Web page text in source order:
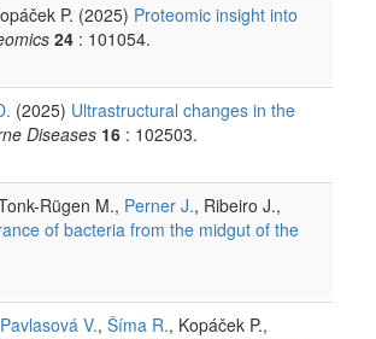
P. (2025) Proteomic insight into
24 : 101054.
(2025) Ultrastructural changes in the
Diseases 16 : 102503.
Rügen M., Perner J., Ribeiro J.,
of bacteria from the midgut of the
Pavlasová V., Šíma R., Kopáček P.,